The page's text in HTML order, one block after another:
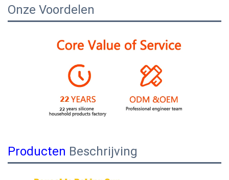
Onze Voordelen
Producten Beschrijving